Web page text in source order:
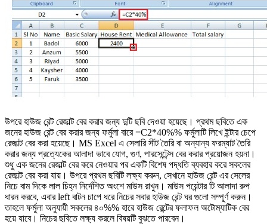
উপরে হাউজ রেন্ট রেজাল্ট বের করার জন্য দুটি ছবি দেওয়া হয়েছে। প্রথম ছবিতে এক
জনের হাউজ রেন্ট বের করার জন্য ফর্মুলা বারে =C2*40%% ফর্মুলাটি লিখে ইন্টার চেপে
রেজাল্ট বের করা হয়েছে। MS Excel এ সেলারি সীট তৈরি বা অন্যান্য ফরম্যাট তৈরি
করার জন্য প্রত্যেকের আলাদা ভাবে যোগ, গুণ, পারসেন্টেন্স বের করার প্রয়োজন হয়না।
শুধু এক জনের রেজাল্ট বের করে নেওয়ার পর একটি বিশেষ পদ্ধতি ব্যবহার করে সকলের
রেজাল্ট বের করা যায়। উপরে প্রথম ছবিটি লক্ষ্য করুন, সেখানে হাউজ রেন্ট এর সেলের
নিচে বাম দিকে লাল চিহ্ন নির্দেশিত অংশে মাউস রাখুন। মাউস পয়েন্টার টি আলাদা রুপ
ধারন করবে, এবার left বাটন চাপে ধরে নিচের সবার হাউজ রেন্ট ঘর গুলো সম্পূর্ণ করুন।
তাহলে ফর্মুলা অনুযায়ী সকলের ৪০%% হারে হাউজ রেন্টের ফলাফল অটোম্যাটিক বের
হয়ে যাবে। নিচের ছবিতে লক্ষ্য করলে বিষয়টি বুঝতে পারবেন।